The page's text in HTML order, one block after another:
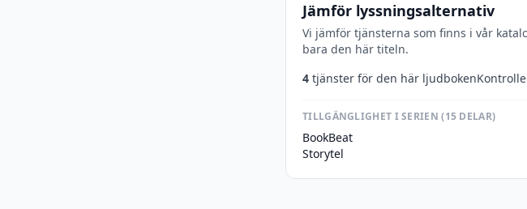
Jämför lyssningsalternativ
Vi jämför tjänsterna som finns i vår
bara den här titeln.
4 tjänster för den här ljudboken
TILLGÄNGLIGHET I SERIEN (15 DELAR)
BookBeat
Storytel